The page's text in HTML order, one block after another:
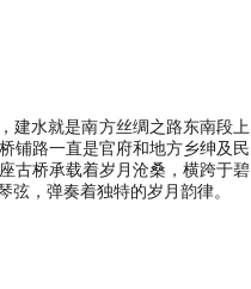
建水就是南方丝绸之路东南段上
铺路一直是官府和地方乡绅及民
古桥承载着岁月沧桑，横跨于碧
，弹奏着独特的岁月韵律。